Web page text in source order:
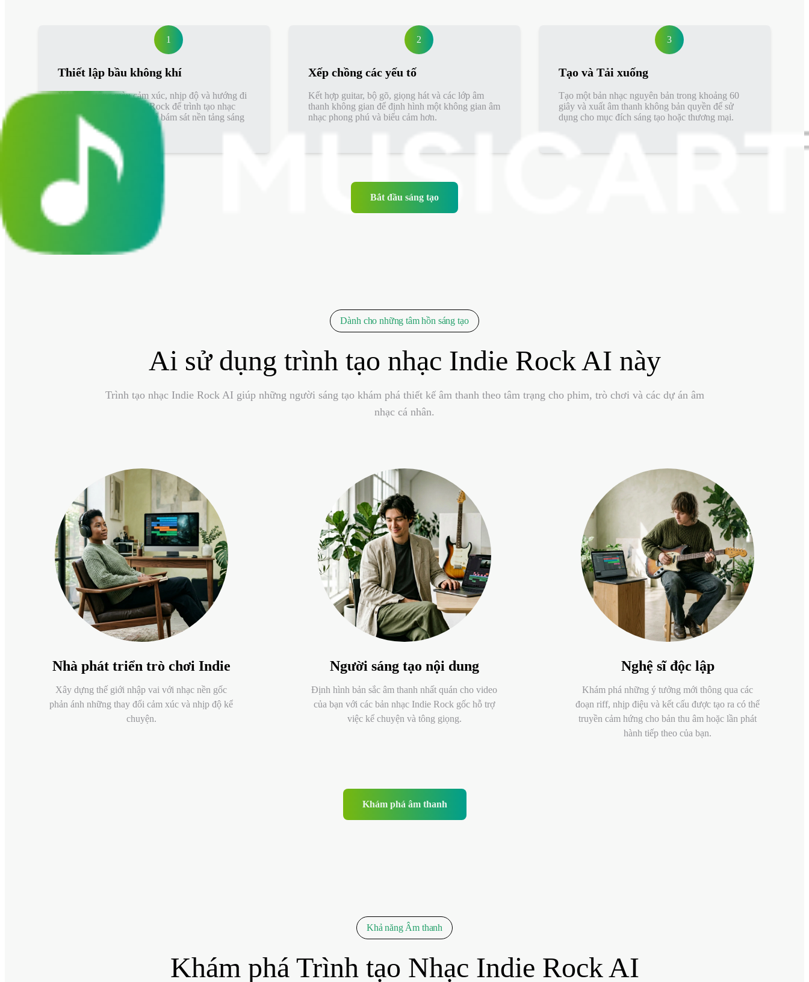
1
Thiết lập bầu không khí
Xác định tông màu cảm xúc, nhịp độ và hướng đi
tổng thể cho nhạc Indie Rock để trình tạo nhạc
Indie Rock bằng AI có thể bám sát nền tảng sáng
tạo rõ ràng hơn.
2
Xếp chồng các yếu tố
Kết hợp guitar, bộ gõ, giọng hát và các lớp âm
thanh không gian để định hình một không gian âm
nhạc phong phú và biểu cảm hơn.
3
Tạo và Tải xuống
Tạo một bản nhạc nguyên bản trong khoảng 60
giây và xuất âm thanh không bản quyền để sử
dụng cho mục đích sáng tạo hoặc thương mại.
Bắt đầu sáng tạo
Dành cho những tâm hồn sáng tạo
Ai sử dụng trình tạo nhạc Indie Rock AI này
Trình tạo nhạc Indie Rock AI giúp những người sáng tạo khám phá thiết kế âm thanh theo tâm trạng cho phim, trò chơi và các dự án âm
nhạc cá nhân.
Nhà phát triển trò chơi Indie
Xây dựng thế giới nhập vai với nhạc nền gốc
phản ánh những thay đổi cảm xúc và nhịp độ kể
chuyện.
Người sáng tạo nội dung
Định hình bản sắc âm thanh nhất quán cho video
của bạn với các bản nhạc Indie Rock gốc hỗ trợ
việc kể chuyện và tông giọng.
Nghệ sĩ độc lập
Khám phá những ý tưởng mới thông qua các
đoạn riff, nhịp điệu và kết cấu được tạo ra có thể
truyền cảm hứng cho bản thu âm hoặc lần phát
hành tiếp theo của bạn.
Khám phá âm thanh
Khả năng Âm thanh
Khám phá Trình tạo Nhạc Indie Rock AI